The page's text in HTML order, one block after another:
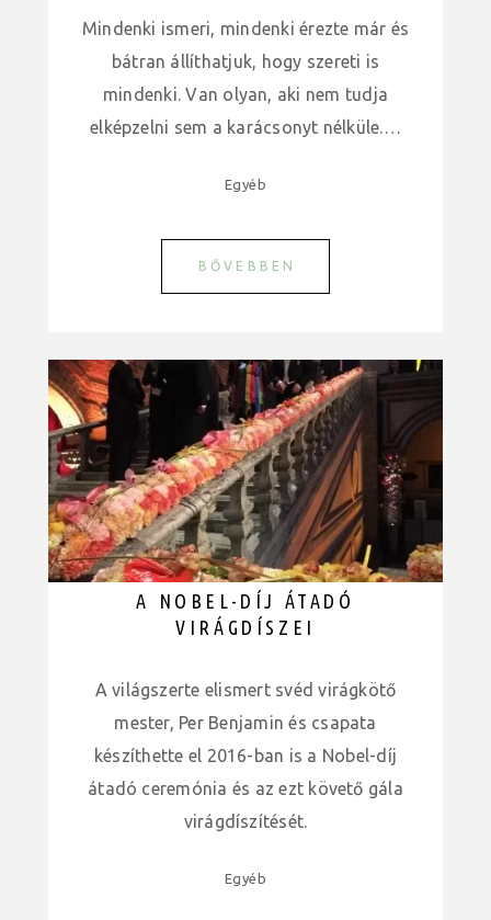
Mindenki ismeri, mindenki érezte már és
bátran állíthatjuk, hogy szereti is
mindenki. Van olyan, aki nem tudja
elképzelni sem a karácsonyt nélküle.…
Egyéb
BŐVEBBEN
A NOBEL-DÍJ ÁTADÓ
VIRÁGDÍSZEI
A világszerte elismert svéd virágkötő
mester, Per Benjamin és csapata
készíthette el 2016-ban is a Nobel-díj
átadó ceremónia és az ezt követő gála
virágdíszítését.
Egyéb